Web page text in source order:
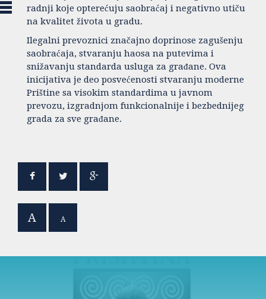
radnji koje opterećuju saobraćaj i negativno utiču
na kvalitet života u gradu.
Ilegalni prevoznici značajno doprinose zagušenju
saobraćaja, stvaranju haosa na putevima i
snižavanju standarda usluga za građane. Ova
inicijativa je deo posvećenosti stvaranju moderne
Prištine sa visokim standardima u javnom
prevozu, izgradnjom funkcionalnije i bezbednijeg
grada za sve građane.
A A